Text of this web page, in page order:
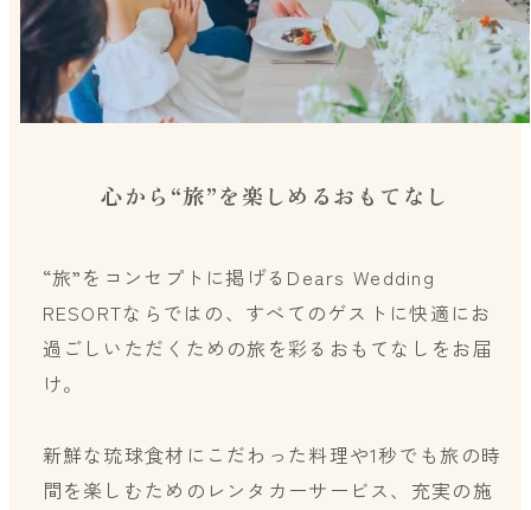
心から“旅”を楽しめるおもてなし
“旅”をコンセプトに掲げるDears Wedding
RESORTならではの、すべてのゲストに快適にお
過ごしいただくための旅を彩るおもてなしをお届
け。
新鮮な琉球食材にこだわった料理や1秒でも旅の時
間を楽しむためのレンタカーサービス、充実の施